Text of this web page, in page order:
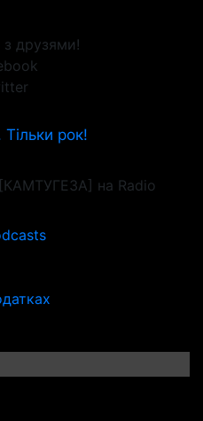
з друзями!
рок!
на Radio